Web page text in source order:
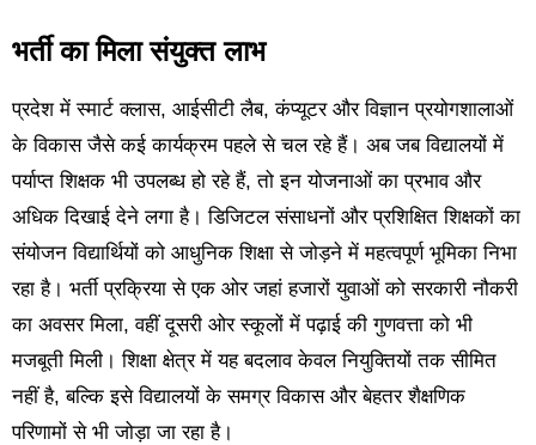
भर्ती का मिला संयुक्त लाभ
प्रदेश में स्मार्ट क्लास, आईसीटी लैब, कंप्यूटर और विज्ञान प्रयोगशालाओं
के विकास जैसे कई कार्यक्रम पहले से चल रहे हैं। अब जब विद्यालयों में
पर्याप्त शिक्षक भी उपलब्ध हो रहे हैं, तो इन योजनाओं का प्रभाव और
अधिक दिखाई देने लगा है। डिजिटल संसाधनों और प्रशिक्षित शिक्षकों का
संयोजन विद्यार्थियों को आधुनिक शिक्षा से जोड़ने में महत्वपूर्ण भूमिका निभा
रहा है। भर्ती प्रक्रिया से एक ओर जहां हजारों युवाओं को सरकारी नौकरी
का अवसर मिला, वहीं दूसरी ओर स्कूलों में पढ़ाई की गुणवत्ता को भी
मजबूती मिली। शिक्षा क्षेत्र में यह बदलाव केवल नियुक्तियों तक सीमित
नहीं है, बल्कि इसे विद्यालयों के समग्र विकास और बेहतर शैक्षणिक
परिणामों से भी जोड़ा जा रहा है।